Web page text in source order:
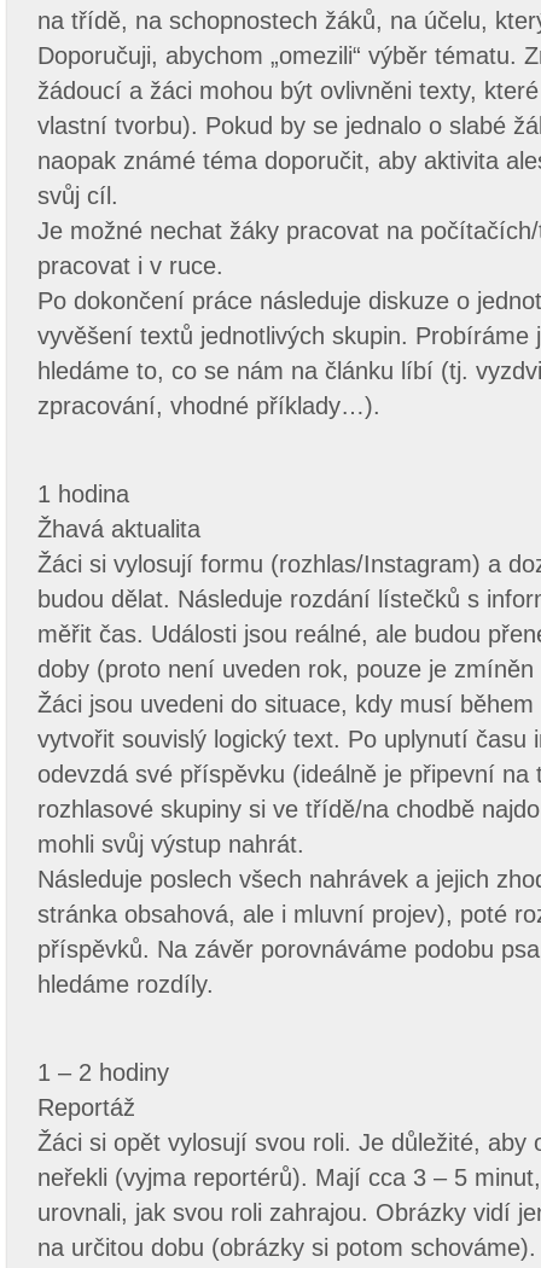
na třídě, na schopnostech žáků, na účelu,
Doporučuji, abychom „omezili“ výběr tématu.
žádoucí a žáci mohou být ovlivněni texty,
vlastní tvorbu). Pokud by se jednalo o slabé
naopak známé téma doporučit, aby aktivita
svůj cíl.
Je možné nechat žáky pracovat na
pracovat i v ruce.
Po dokončení práce následuje diskuze o
vyvěšení textů jednotlivých skupin. Probíráme
hledáme to, co se nám na článku líbí (tj.
zpracování, vhodné příklady…).
1 hodina
Žhavá aktualita
Žáci si vylosují formu (rozhlas/Instagram) a
budou dělat. Následuje rozdání lístečků s
měřit čas. Události jsou reálné, ale budou
doby (proto není uveden rok, pouze je
Žáci jsou uvedeni do situace, kdy musí
vytvořit souvislý logický text. Po uplynutí času
odevzdá své příspěvku (ideálně je připevní
rozhlasové skupiny si ve třídě/na chodbě
mohli svůj výstup nahrát.
Následuje poslech všech nahrávek a jejich
stránka obsahová, ale i mluvní projev), poté
příspěvků. Na závěr porovnáváme podobu
hledáme rozdíly.
1 – 2 hodiny
Reportáž
Žáci si opět vylosují svou roli. Je důležité, aby
neřekli (vyjma reportérů). Mají cca 3 – 5
urovnali, jak svou roli zahrajou. Obrázky vidí
na určitou dobu (obrázky si potom